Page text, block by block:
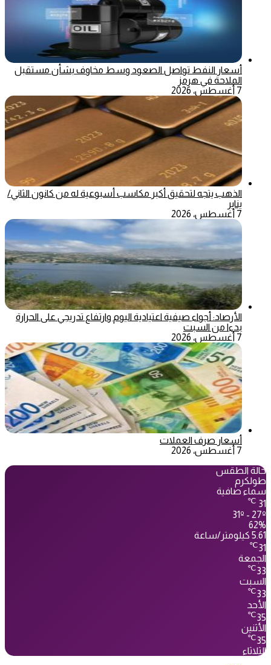
أسعار النفط تواصل الصعود وسط مخاوف بشأن مستقبل
الملاحة في هرمز
7 أغسطس، 2026
الذهب يتجه لتحقيق أكبر مكاسب أسبوعية له من كانون الثاني/
يناير
7 أغسطس، 2026
الأرصاد: أجواء صيفية اعتيادية اليوم وارتفاع تدريجي على الحرارة
بدءا من السبت
7 أغسطس، 2026
أسعار صرف العملات
7 أغسطس، 2026
حالة الطقس
طولكرم
سماء صافية
31
℃
31º - 27º
62%
5.61 كيلومتر/ساعة
31
℃
الجمعة
33
℃
السبت
33
℃
الأحد
35
℃
الأثنين
35
℃
الثلاثاء